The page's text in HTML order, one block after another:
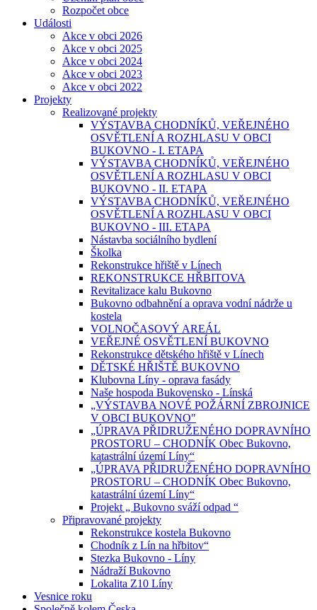
Rozpočet obce
Události
Akce v obci 2026
Akce v obci 2025
Akce v obci 2024
Akce v obci 2023
Akce v obci 2022
Projekty
Realizované projekty
VÝSTAVBA CHODNÍKŮ, VEŘEJNÉHO
OSVĚTLENÍ A ROZHLASU V OBCI
BUKOVNO - I. ETAPA
VÝSTAVBA CHODNÍKŮ, VEŘEJNÉHO
OSVĚTLENÍ A ROZHLASU V OBCI
BUKOVNO - II. ETAPA
VÝSTAVBA CHODNÍKŮ, VEŘEJNÉHO
OSVĚTLENÍ A ROZHLASU V OBCI
BUKOVNO - III. ETAPA
Nástavba sociálního bydlení
Školka
Rekonstrukce hřiště v Línech
REKONSTRUKCE HŘBITOVA
Revitalizace kalu Bukovno
Bukovno odbahnění a oprava vodní nádrže u
kostela
VOLNOČASOVÝ AREÁL
VEŘEJNÉ OSVĚTLENÍ BUKOVNO
Rekonstrukce dětského hřiště v Línech
DĚTSKÉ HŘIŠTĚ BUKOVNO
Klubovna Líny - oprava fasády
Naše hospoda Bukovensko - Línská
„VÝSTAVBA NOVÉ POŽÁRNÍ ZBROJNICE
V OBCI BUKOVNO"
„ÚPRAVA PŘIDRUŽENÉHO DOPRAVNÍHO
PROSTORU – CHODNÍK Obec Bukovno,
katastrální území Líny“
„ÚPRAVA PŘIDRUŽENÉHO DOPRAVNÍHO
PROSTORU – CHODNÍK Obec Bukovno,
katastrální území Líny“
Projekt „ Bukovno sváží odpad “
Připravované projekty
Rekonstrukce kostela Bukovno
Chodník z Lín na hřbitov“
Stezka Bukovno - Líny
Nádraží Bukovno
Lokalita Z10 Líny
Vesnice roku